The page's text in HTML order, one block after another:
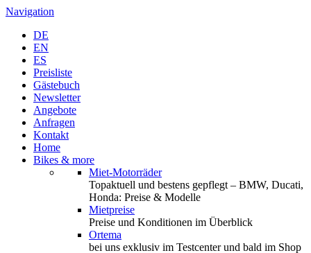
Navigation
DE
EN
ES
Preisliste
Gästebuch
Newsletter
Angebote
Anfragen
Kontakt
Home
Bikes & more
Miet-Motorräder
Topaktuell und bestens gepflegt – BMW, Ducati,
Honda: Preise & Modelle
Mietpreise
Preise und Konditionen im Überblick
Ortema
bei uns exklusiv im Testcenter und bald im Shop